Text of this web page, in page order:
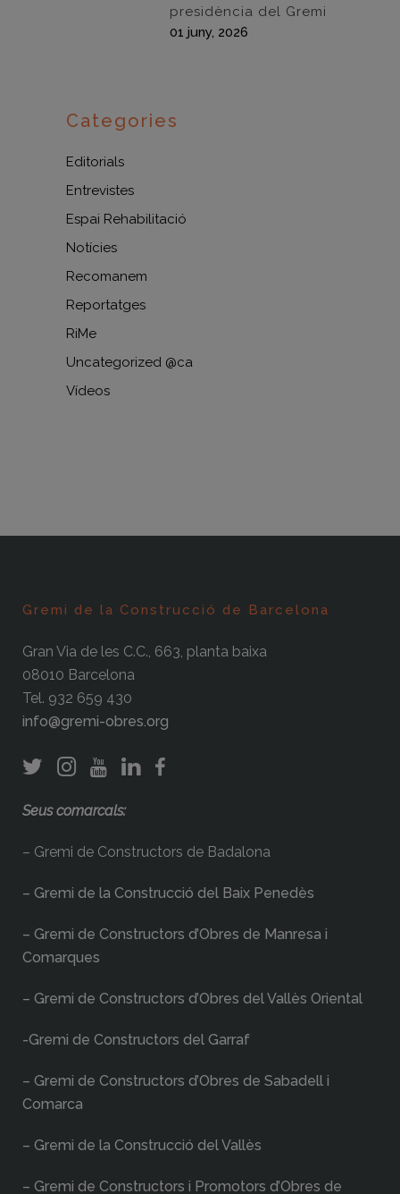
presidència del Gremi
01 juny, 2026
Categories
Editorials
Entrevistes
Espai Rehabilitació
Notícies
Recomanem
Reportatges
RiMe
Uncategorized @ca
Vídeos
Gremi de la Construcció de Barcelona
Gran Via de les C.C., 663, planta baixa
08010 Barcelona
Tel. 932 659 430
info@gremi-obres.org
Seus comarcals:
– Gremi de Constructors de Badalona
– Gremi de la Construcció del Baix Penedès
– Gremi de Constructors d’Obres de Manresa i
Comarques
– Gremi de Constructors d’Obres del Vallès Oriental
-Gremi de Constructors del Garraf
– Gremi de Constructors d’Obres de Sabadell i
Comarca
– Gremi de la Construcció del Vallès
– Gremi de Constructors i Promotors d’Obres de